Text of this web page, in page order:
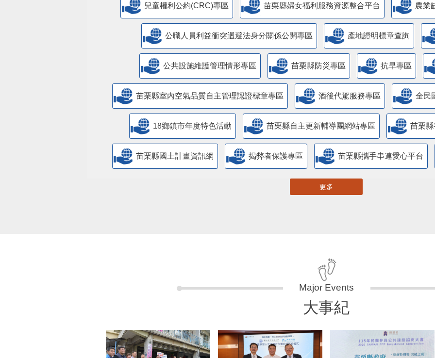
兒童權利公約(CRC)專區 苗栗縣婦女福利服務資源整合平台 農業
公職人員利益衝突迴避法身分關係公開專區 產地證明標章查詢
​公共設施維護管理情形專區 苗栗縣防災專區 抗旱專區
苗栗縣室內空氣品質自主管理認證標章專區 酒後代駕服務專區 全民
18鄉鎮市年度特色活動 苗栗縣自主更新輔導團網站專區 苗栗
苗栗縣國土計畫資訊網 揭弊者保護專區 苗栗縣攜手串連愛心平台
更多
大事紀